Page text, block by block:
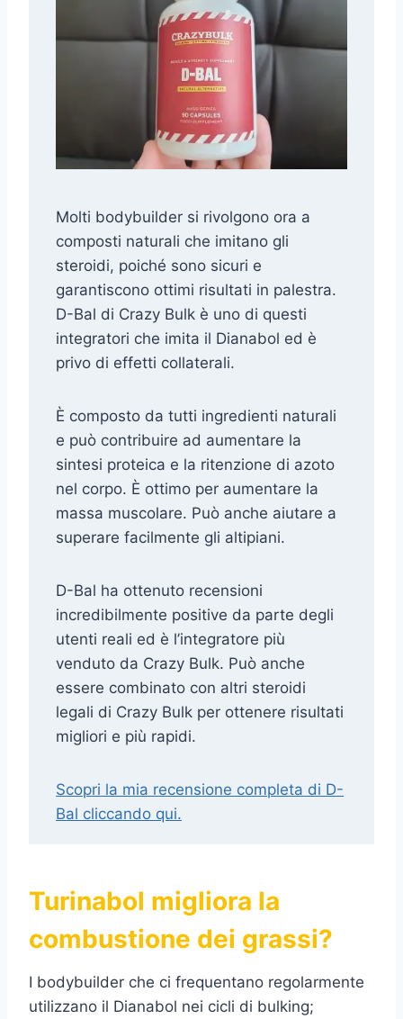
Molti bodybuilder si rivolgono ora a
composti naturali che imitano gli
steroidi, poiché sono sicuri e
garantiscono ottimi risultati in palestra.
D-Bal di Crazy Bulk è uno di questi
integratori che imita il Dianabol ed è
privo di effetti collaterali.
È composto da tutti ingredienti naturali
e può contribuire ad aumentare la
sintesi proteica e la ritenzione di azoto
nel corpo. È ottimo per aumentare la
massa muscolare. Può anche aiutare a
superare facilmente gli altipiani.
D-Bal ha ottenuto recensioni
incredibilmente positive da parte degli
utenti reali ed è l’integratore più
venduto da Crazy Bulk. Può anche
essere combinato con altri steroidi
legali di Crazy Bulk per ottenere risultati
migliori e più rapidi.
Scopri la mia recensione completa di D-
Bal cliccando qui.
Turinabol migliora la
combustione dei grassi?
I bodybuilder che ci frequentano regolarmente
utilizzano il Dianabol nei cicli di bulking;